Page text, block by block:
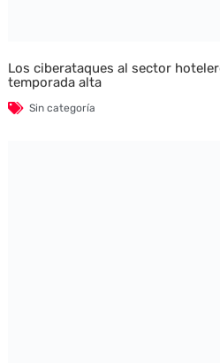
Los ciberataques al sector
temporada alta
Sin categoría